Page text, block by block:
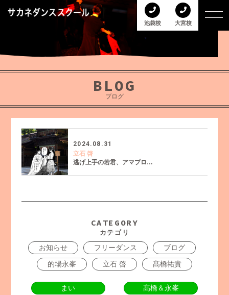
池袋校 大宮校
BLOG
ブログ
2024.08.31
立石 啓
逃げ上手の若君、アマプロ…
CATEGORY
カテゴリ
お知らせ フリーダンス
ブログ
的場永峯
立石 啓 髙橋祐貴
まい
髙橋＆永峯